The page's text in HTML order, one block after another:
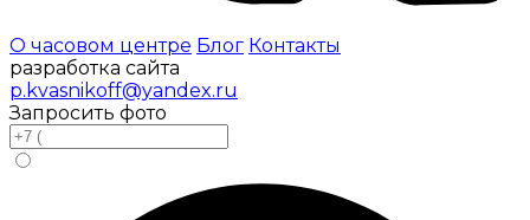
О часовом центре Блог Контакты
разработка сайта
p.kvasnikoff@yandex.ru
Запросить фото